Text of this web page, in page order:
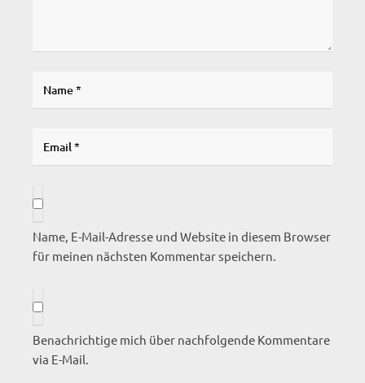
Name, E-Mail-Adresse und Website in diesem Browser
für meinen nächsten Kommentar speichern.
Benachrichtige mich über nachfolgende Kommentare
via E-Mail.